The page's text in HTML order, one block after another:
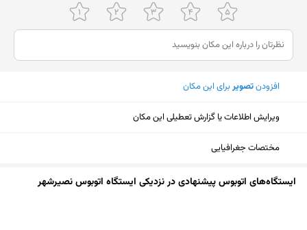
افزودنتصویربرای این مکان
ویرایش اطلاعات یا گزارش تعطیلی این مکان
مختصات جغرافیایی
ایستگاه‌های اتوبوس پیشنهادی در نزدیکی ایستگاه اتوبوس نصیرشهر